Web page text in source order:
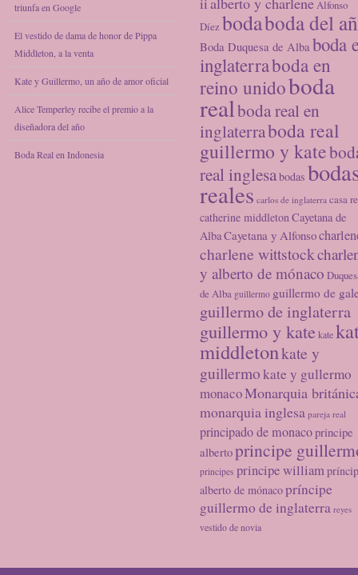
triunfa en Google
El vestido de dama de honor de Pippa
Middleton, a la venta
Kate y Guillermo, un año de amor oficial
Alice Temperley recibe el premio a la
diseñadora del año
Boda Real en Indonesia
Alfonso
Díezbodaboda del
Boda Duquesa de Alba boda
inglaterraboda en
reino unidoboda
realboda real en
inglaterraboda real
guillermo y kate
real inglesabodas
reales carlos de inglaterra casa
catherine middletonCayetana de
AlbaCayetana y Alfonso
charlene wittstock
y alberto de mónaco
de Alba guillermo guillermo de
guillermo de inglaterra
guillermo y katekate
middletonkate y
guillermokate y gullermo
monacoMonarquia
monarquia inglesa pareja real
principado de monacoprincipe
albertoprincipe
principes principe william
alberto de mónacopríncipe
guillermo de inglaterra reyes
vestido de novia